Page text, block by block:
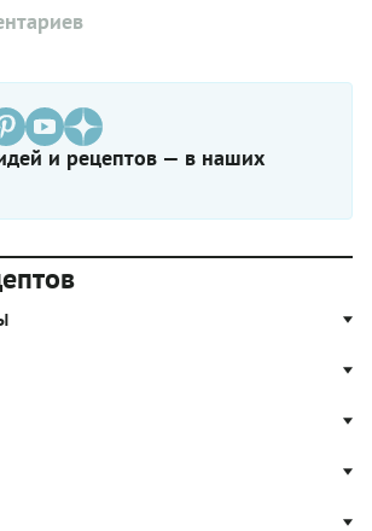
и рецептов — в наших